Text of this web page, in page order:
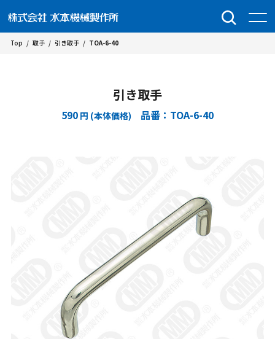
Top / 取手 / 引き取手 / TOA-6-40
引き取手
590 円 (本体価格) 品番：TOA-6-40